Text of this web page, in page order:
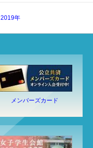
2019年
メンバーズカード